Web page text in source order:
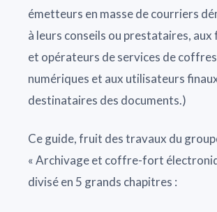
émetteurs en masse de courriers
à leurs conseils ou prestataires,
et opérateurs de services de
numériques et aux utilisateurs
destinataires des documents.)
Ce guide, fruit des travaux du
« Archivage et coffre-fort
divisé en 5 grands chapitres :